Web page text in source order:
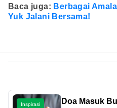
Baca juga: Berbagai
Yuk Jalani Bersama!
Inspirasi
Doa Masuk